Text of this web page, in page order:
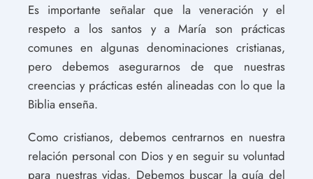
Es importante señalar que la veneración y el
respeto a los santos y a María son prácticas
comunes en algunas denominaciones cristianas,
pero debemos asegurarnos de que nuestras
creencias y prácticas estén alineadas con lo que la
Biblia enseña.
Como cristianos, debemos centrarnos en nuestra
relación personal con Dios y en seguir su voluntad
para nuestras vidas. Debemos buscar la guía del